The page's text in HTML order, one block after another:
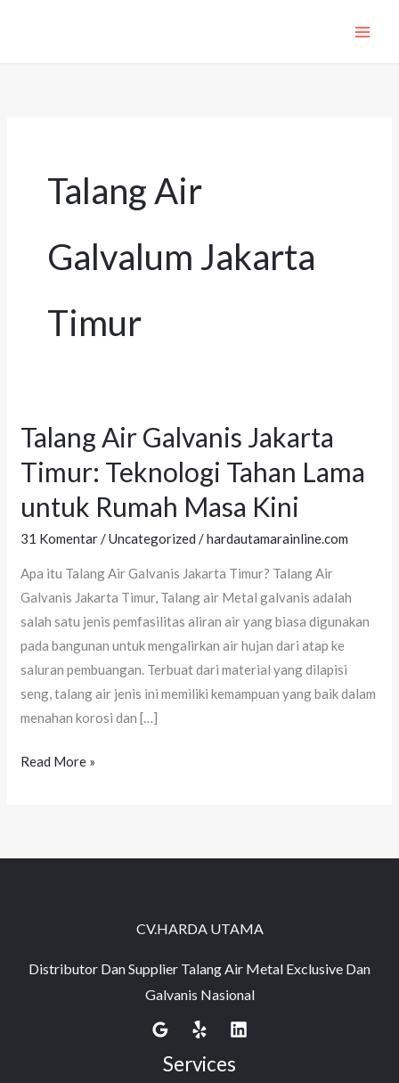
Talang Air
Galvalum Jakarta
Timur
Talang Air Galvanis Jakarta
Timur: Teknologi Tahan Lama
untuk Rumah Masa Kini
31 Komentar /Uncategorized /hardautamarainline.com
Apa itu Talang Air Galvanis Jakarta Timur? Talang Air
Galvanis Jakarta Timur, Talang air Metal galvanis adalah
salah satu jenis pemfasilitas aliran air yang biasa digunakan
pada bangunan untuk mengalirkan air hujan dari atap ke
saluran pembuangan. Terbuat dari material yang dilapisi
seng, talang air jenis ini memiliki kemampuan yang baik dalam
menahan korosi dan […]
Talang
Galvanis
Jakarta
Tahan
Lama
untuk
Rumah
Masa
Kini
Read More »
CV.HARDA UTAMA
Distributor Dan Supplier Talang Air Metal Exclusive Dan
Galvanis Nasional
Services